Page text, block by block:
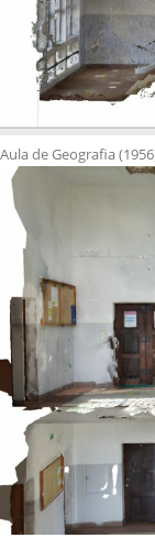
Aula de Geografia